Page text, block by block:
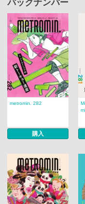
バックナンバー
metromin. 282
購入